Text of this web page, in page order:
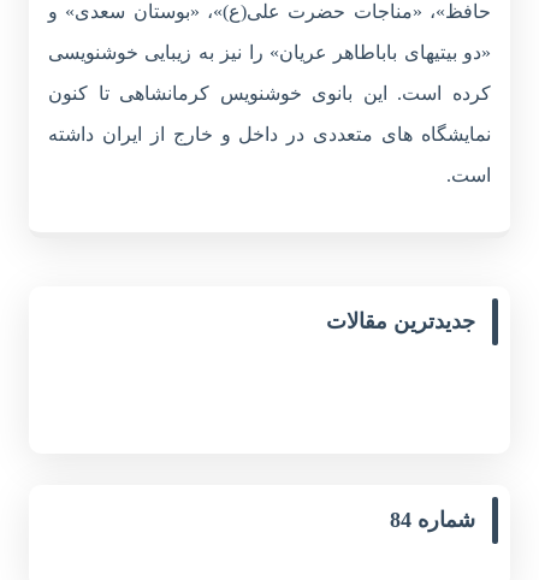
حافظ»، «مناجات حضرت علی(ع)»، «بوستان سعدی» و
«دو بیتیهای باباطاهر عریان» را نیز به زیبایی خوشنویسی
کرده است. این بانوی خوشنویس کرمانشاهی تا کنون
نمایشگاه های متعددی در داخل و خارج از ایران داشته
است.
جدیدترین مقالات
شماره 84